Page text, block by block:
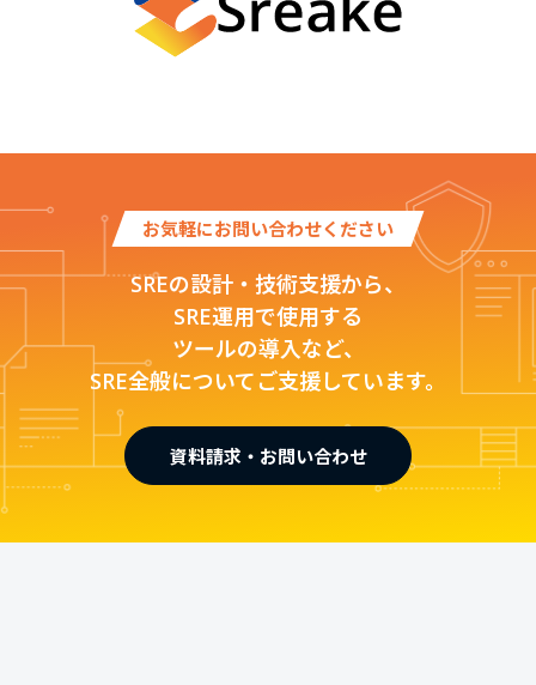
お気軽にお問い合わせください
SREの設計・技術支援から、
SRE運用で使用する
ツールの導入など、
SRE全般についてご支援しています。
資料請求・お問い合わせ